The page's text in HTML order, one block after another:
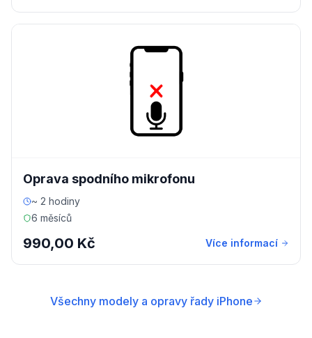
Oprava spodního mikrofonu
~ 2 hodiny
6 měsíců
990,00 Kč Více informací
Všechny modely a opravy řady iPhone